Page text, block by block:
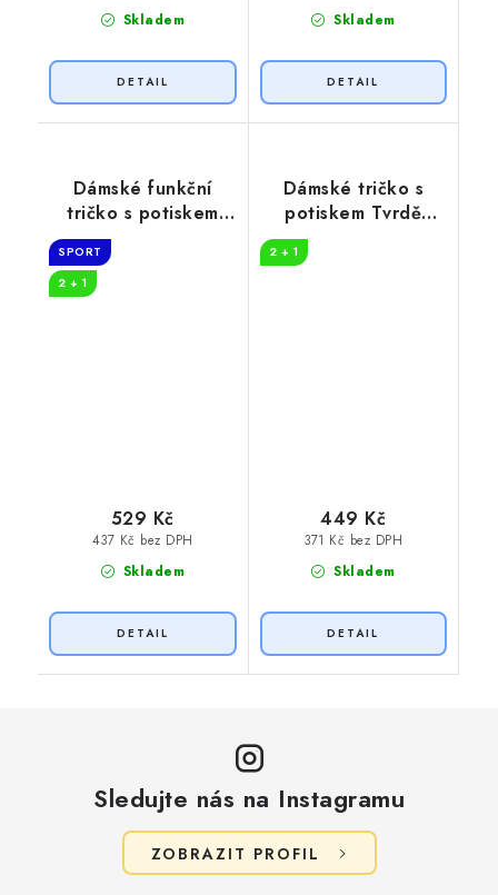
Skladem Skladem
Dámské funkční
tričko s potiskem
What time
SPORT
2 + 1
Skladem
437 Kč bez DPH
529 Kč
Dámské tričko s
potiskem Tvrdě
pracuju kočka
2 + 1
Skladem
371 Kč bez DPH
449 Kč
Sledujte nás na Instagramu
ZOBRAZIT PROFIL